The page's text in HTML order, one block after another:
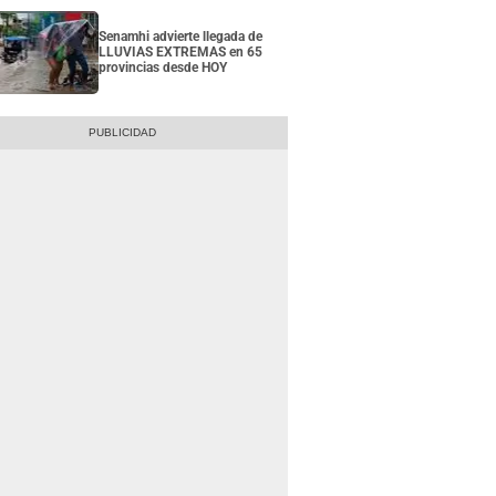
Senamhi advierte llegada de
LLUVIAS EXTREMAS en 65
provincias desde HOY